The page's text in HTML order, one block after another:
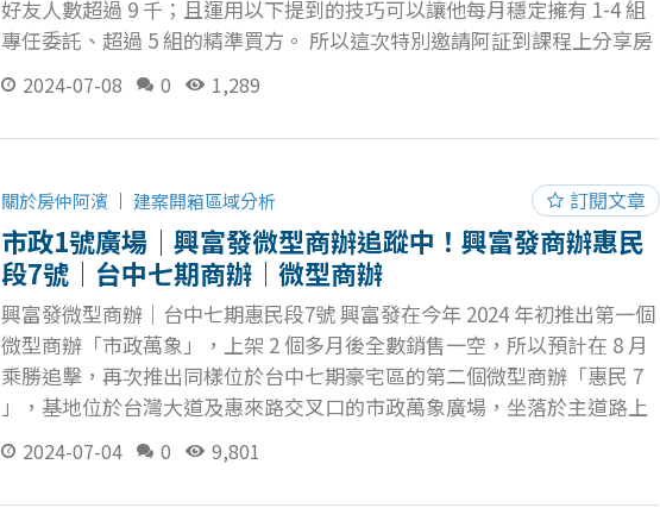
好友人數超過 9 千；且運用以下提到的技巧可以讓他每月穩定擁有 1-4 組
專任委託、超過 5 組的精準買方。 所以這次特別邀請阿証到課程上分享房
仲經營 YT 的核心觀念，想做出個人品牌的房仲朋友們請看這集！ 經營個
人品牌前的自問自答 為何要做個人品牌 這會大大影響到你後續是否可經營
下去的關鍵 想達成什麼目標 了解自己經營個人品牌的最大目標，才可完整
你在經營個人品牌上的成效，要有完整的商業模式就需要有正確的建立觀
念 經營個人品牌的 8 大重點 要拍什麼主題 拍攝該注意什麼 如何看後台數
據 建立完整的銷售漏斗 設計免費誘餌 建立官方 LINE 帳號 持續加溫以提
高信任感 轉化成買賣方 在課程中，阿証老師非常仔細的講解經營個人品牌
上須留意的重點，身
2024-07-08 0 1,289
關於房仲阿濱 建案開箱區域分析 訂閱文章
市政1號廣場｜興富發微型商辦追蹤中！興富發商辦惠民
段7號｜台中七期商辦｜微型商辦
興富發微型商辦｜台中七期惠民段7號 興富發在今年 2024 年初推出第一個
微型商辦「市政萬象」，上架 2 個多月後全數銷售一空，所以預計在 8 月
乘勝追擊，再次推出同樣位於台中七期豪宅區的第二個微型商辦「惠民 7
」，基地位於台灣大道及惠來路交叉口的市政萬象廣場，坐落於主道路上
帶來滿分的交通便捷及生活機能，此案不僅鄰近 BRT 新光 / 遠百站， 步行
約 5 分鐘可到達未來捷運藍線朝馬站 ( B13 )，適合個人工作室需求者、青
年創業家、新創公司進行購置。 建案特色｜台中七期黃金地段 座落地點十
2024-07-04 0 9,801